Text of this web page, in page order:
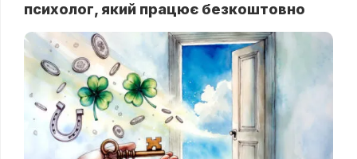
психолог, який працює безкоштовно